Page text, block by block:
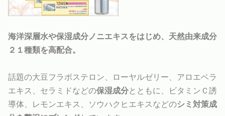
海洋深層水や保湿成分ノニエキスをはじめ、天然由来成分
２１種類を高配合。
話題の大豆フラボステロン、ローヤルゼリー、アロエベラ
エキス、セラミドなどの保湿成分とともに、ビタミンＣ誘
導体、レモンエキス、ソウハクヒエキスなどのシミ対策成